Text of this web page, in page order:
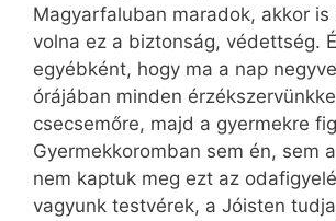
Magyarfaluban maradok, akkor is
volna ez a biztonság, védettség.
egyébként, hogy ma a nap
órájában minden
csecsemőre, majd a gyermekre
Gyermekkoromban sem én, sem
nem kaptuk meg ezt az
vagyunk testvérek, a Jóisten